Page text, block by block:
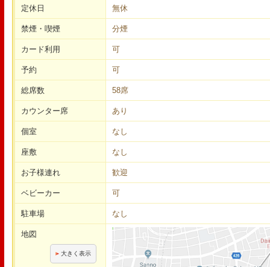
定休日 無休
禁煙・喫煙 分煙
カード利用 可
予約 可
総席数 58席
カウンター席 あり
個室 なし
座敷 なし
お子様連れ 歓迎
ベビーカー 可
駐車場 なし
地図
大きく表示